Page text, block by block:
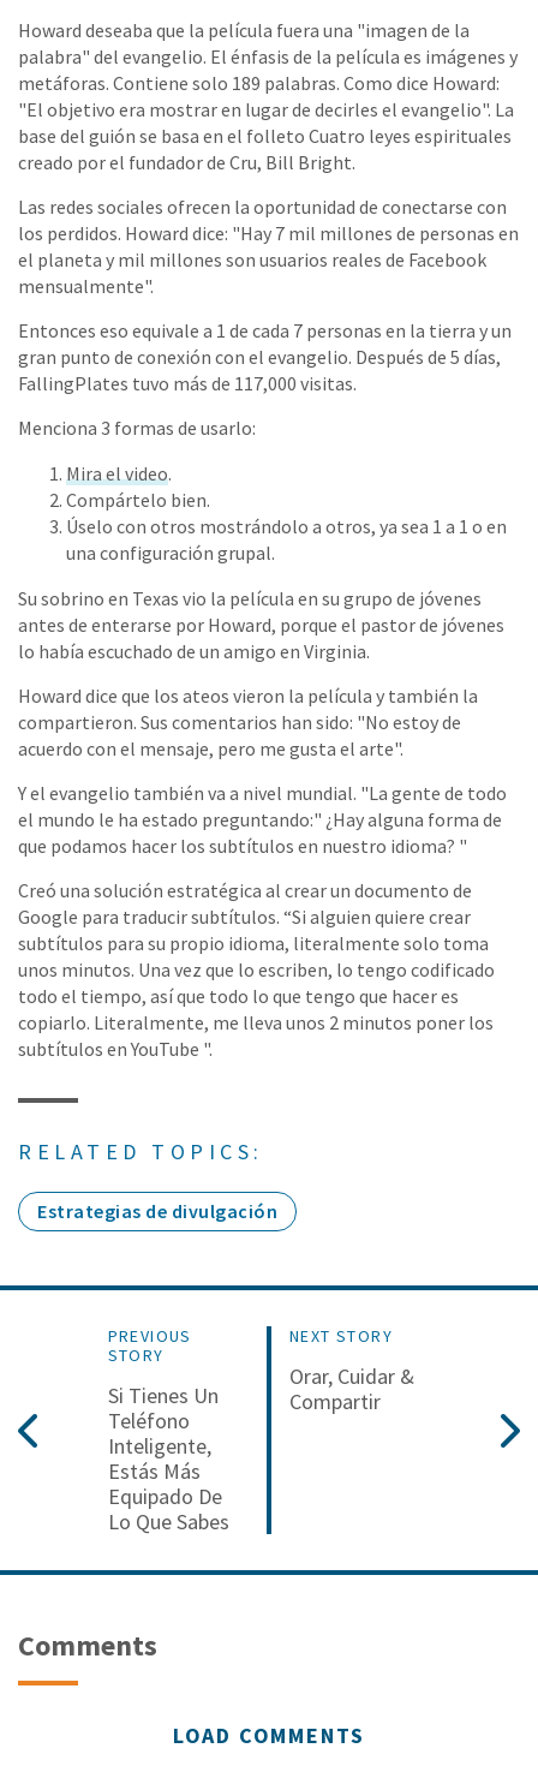
Howard deseaba que la película fuera una "imagen de la
palabra" del evangelio. El énfasis de la película es imágenes y
metáforas. Contiene solo 189 palabras. Como dice Howard:
"El objetivo era mostrar en lugar de decirles el evangelio". La
base del guión se basa en el folleto Cuatro leyes espirituales
creado por el fundador de Cru, Bill Bright.
Las redes sociales ofrecen la oportunidad de conectarse con
los perdidos. Howard dice: "Hay 7 mil millones de personas en
el planeta y mil millones son usuarios reales de Facebook
mensualmente".
Entonces eso equivale a 1 de cada 7 personas en la tierra y un
gran punto de conexión con el evangelio. Después de 5 días,
FallingPlates tuvo más de 117,000 visitas.
Menciona 3 formas de usarlo:
Mira el video.
Compártelo bien.
Úselo con otros mostrándolo a otros, ya sea 1 a 1 o en
una configuración grupal.
Su sobrino en Texas vio la película en su grupo de jóvenes
antes de enterarse por Howard, porque el pastor de jóvenes
lo había escuchado de un amigo en Virginia.
Howard dice que los ateos vieron la película y también la
compartieron. Sus comentarios han sido: "No estoy de
acuerdo con el mensaje, pero me gusta el arte".
Y el evangelio también va a nivel mundial. "La gente de todo
el mundo le ha estado preguntando:" ¿Hay alguna forma de
que podamos hacer los subtítulos en nuestro idioma? "
Creó una solución estratégica al crear un documento de
Google para traducir subtítulos. “Si alguien quiere crear
subtítulos para su propio idioma, literalmente solo toma
unos minutos. Una vez que lo escriben, lo tengo codificado
todo el tiempo, así que todo lo que tengo que hacer es
copiarlo. Literalmente, me lleva unos 2 minutos poner los
subtítulos en YouTube ".
RELATED TOPICS:
Estrategias de divulgación
PREVIOUS
STORY
Si Tienes Un
Teléfono
Inteligente,
Estás Más
Equipado De
Lo Que Sabes
NEXT STORY
Orar, Cuidar &
Compartir
Comments
LOAD COMMENTS